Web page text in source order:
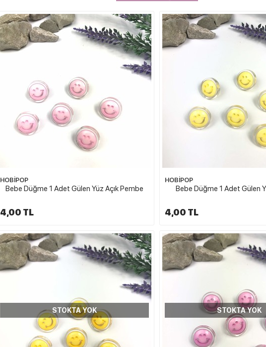
HOBİPOP
Bebe Düğme 1 Adet Gülen Yüz Açık Pembe
4,00 TL
HOBİPOP
Bebe Düğme 1 Adet Gülen
4,00 TL
STOKTA YOK STOKTA YOK